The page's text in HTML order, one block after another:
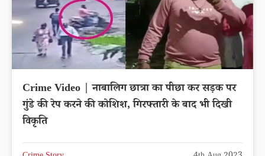
Crime Video | नाबालिग छात्रा का पीछा कर सड़क पर
गुंडे की रेप करने की कोशिश, गिरफ्तारी के बाद भी दिखी
विकृति